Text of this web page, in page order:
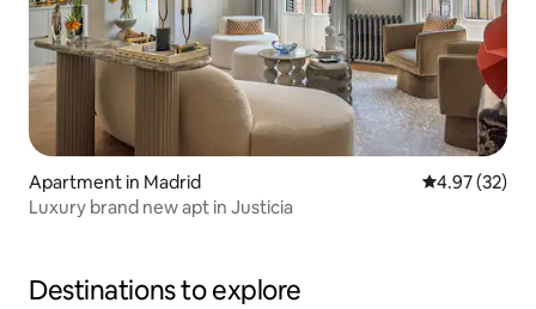
Apartment in Madrid 4.97 out of 5
4.97 (32)
Luxury brand new apt in Justicia
Destinations to explore